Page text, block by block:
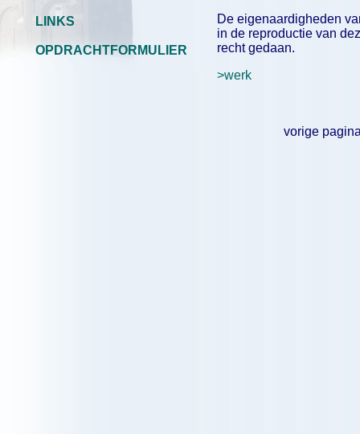
LINKS
OPDRACHTFORMULIER
De eigenaardigheden
in de reproductie van
recht gedaan.
>werk
vorige